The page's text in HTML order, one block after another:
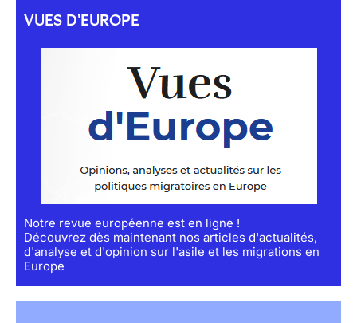
VUES D'EUROPE
Notre revue européenne est en ligne !
Découvrez dès maintenant nos articles d'actualités,
d'analyse et d'opinion sur l'asile et les migrations en
Europe